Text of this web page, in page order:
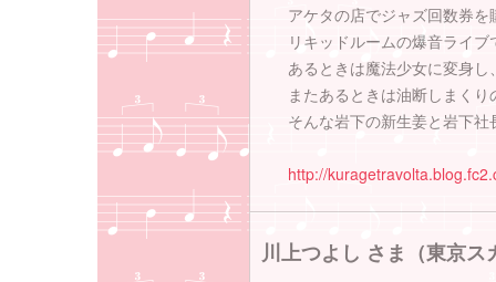
アケタの店でジャズ回数券
リキッドルームの爆音ライ
あるときは魔法少女に変身し
またあるときは油断しまく
そんな岩下の新生姜と岩下
http://
川上つよし さま（東京